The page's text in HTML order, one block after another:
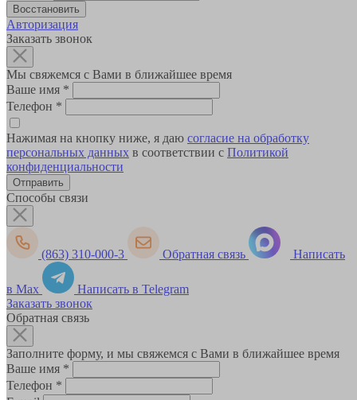
Авторизация
Заказать звонок
Мы свяжемся с Вами в ближайшее время
Ваше имя *
Телефон *
Нажимая на кнопку ниже, я даю согласие на обработку
персональных данных в соответствии с Политикой
конфиденциальности
Способы связи
(863) 310-000-3 Обратная связь Написать
в Max
Написать в Telegram
Заказать звонок
Обратная связь
Заполните форму, и мы свяжемся с Вами в ближайшее время
Ваше имя *
Телефон *